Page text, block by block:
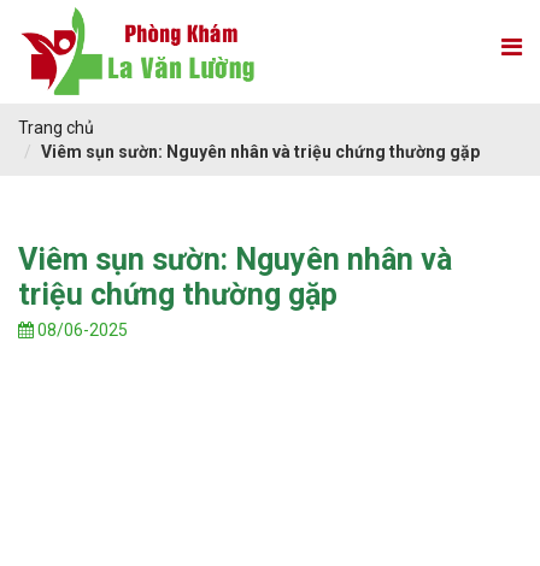
Trang chủ
Viêm sụn sườn: Nguyên nhân và triệu chứng thường gặp
Viêm sụn sườn: Nguyên nhân và
triệu chứng thường gặp
08/06-2025